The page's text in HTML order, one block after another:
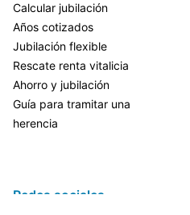
Calcular jubilación
Años cotizados
Jubilación flexible
Rescate renta vitalicia
Ahorro y jubilación
Guía para tramitar una
herencia
Redes sociales